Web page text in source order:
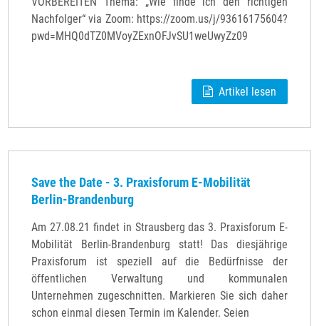
Nachfolger“ via Zoom: https://zoom.us/j/93616175604?
pwd=MHQ0dTZ0MVoyZExnOFJvSU1weUwyZz09
Artikel lesen
Save the Date - 3. Praxisforum E-Mobilität
Berlin-Brandenburg
Am 27.08.21 findet in Strausberg das 3. Praxisforum E-
Mobilität Berlin-Brandenburg statt! Das diesjährige
Praxisforum ist speziell auf die Bedürfnisse der
öffentlichen Verwaltung und kommunalen
Unternehmen zugeschnitten. Markieren Sie sich daher
schon einmal diesen Termin im Kalender. Seien